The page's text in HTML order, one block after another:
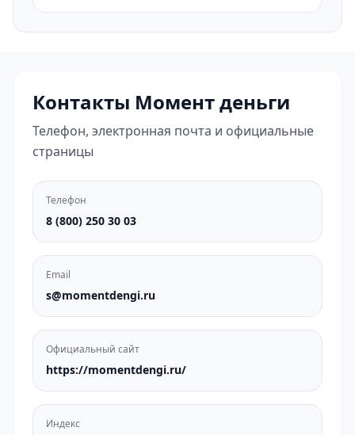
Контакты Момент деньги
Телефон, электронная почта и официальные
страницы
Телефон
8 (800) 250 30 03
Email
s@momentdengi.ru
Официальный сайт
https://momentdengi.ru/
Индекс